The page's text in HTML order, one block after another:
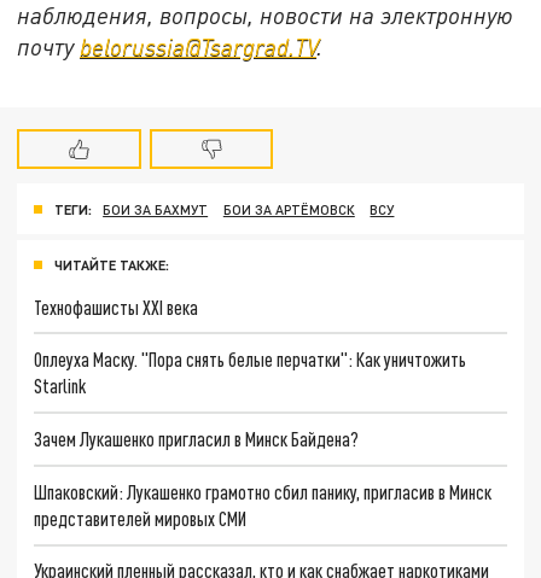
наблюдения, вопросы, новости на электронную
почту belorussia@Tsargrad.TV.
ТЕГИ: БОИ ЗА БАХМУТ БОИ ЗА АРТЁМОВСК ВСУ
ЧИТАЙТЕ ТАКЖЕ:
Технофашисты XXI века
Оплеуха Маску. "Пора снять белые перчатки": Как уничтожить
Starlink
Зачем Лукашенко пригласил в Минск Байдена?
Шпаковский: Лукашенко грамотно сбил панику, пригласив в Минск
представителей мировых СМИ
Украинский пленный рассказал, кто и как снабжает наркотиками